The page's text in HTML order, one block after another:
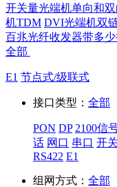
开关量光端机单向和
机TDM DVI光端机双
百兆光纤收发器带多
全部
E1 节点式/级联式
接口类型： 全部
PON DP 2100信
话 网口 串口 开
RS422 E1
组网方式： 全部